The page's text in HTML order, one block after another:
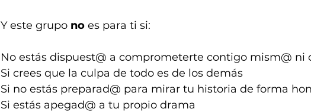
Y este grupo no es para ti si:
No estás dispuest@ a comprometerte contigo mism@ ni
Si crees que la culpa de todo es de los demás
Si no estás preparad@ para mirar tu historia de forma
Si estás apegad@ a tu propio drama